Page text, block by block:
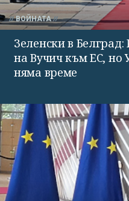
ВОЙНАТА
Зеленски в
на Вучич към ЕС, но
няма време